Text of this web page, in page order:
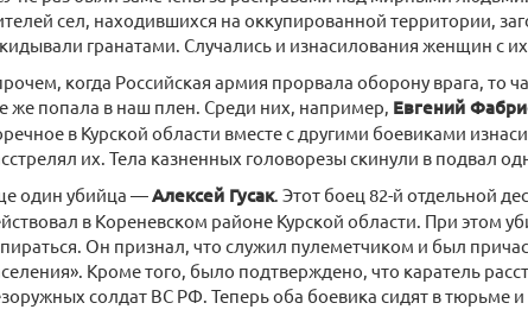
сел, находившихся на оккупированной территории,
гранатами. Случались и изнасилования женщин с
когда Российская армия прорвала оборону врага, то
же попала в наш плен. Среди них, например, Евгений
в Курской области вместе с другими боевиками
их. Тела казненных головорезы скинули в подвал
один убийца —Алексей Гусак. Этот боец 82-й отдельной
в Кореневском районе Курской области. При этом
Он признал, что служил пулеметчиком и был
Кроме того, было подтверждено, что каратель
солдат ВС РФ. Теперь оба боевика сидят в тюрьме